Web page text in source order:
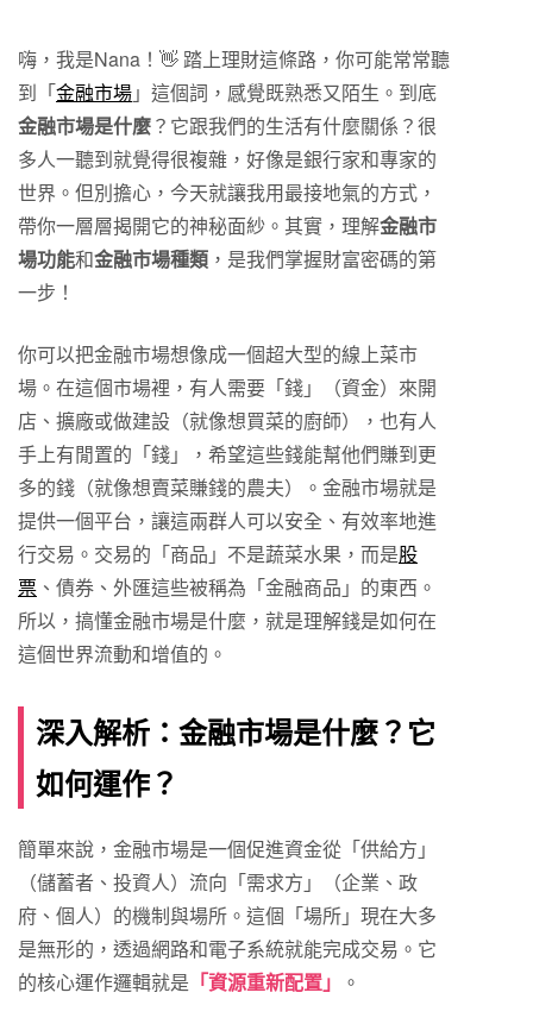
嗨，我是Nana！👋 踏上理財這條路，你可能常常聽
到「金融市場」這個詞，感覺既熟悉又陌生。到底
金融市場是什麼？它跟我們的生活有什麼關係？很
多人一聽到就覺得很複雜，好像是銀行家和專家的
世界。但別擔心，今天就讓我用最接地氣的方式，
帶你一層層揭開它的神秘面紗。其實，理解金融市
場功能和金融市場種類 ，是我們掌握財富密碼的第
一步！
你可以把金融市場想像成一個超大型的線上菜市
場。在這個市場裡，有人需要「錢」（資金）來開
店、擴廠或做建設（就像想買菜的廚師），也有人
手上有閒置的「錢」，希望這些錢能幫他們賺到更
多的錢（就像想賣菜賺錢的農夫）。金融市場就是
提供一個平台，讓這兩群人可以安全、有效率地進
行交易。交易的「商品」不是蔬菜水果，而是股
票 、債券、外匯這些被稱為「金融商品」的東西。
所以，搞懂金融市場是什麼，就是理解錢是如何在
這個世界流動和增值的。
深入解析：金融市場是什麼？它
如何運作？
簡單來說，金融市場是一個促進資金從「供給方」
（儲蓄者、投資人）流向「需求方」（企業、政
府、個人）的機制與場所。這個「場所」現在大多
是無形的，透過網路和電子系統就能完成交易。它
的核心運作邏輯就是 「資源重新配置」 。